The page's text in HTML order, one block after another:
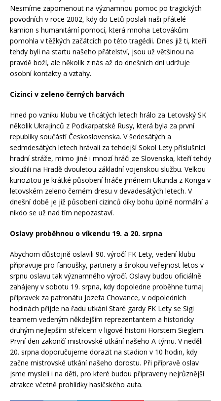
Nesmíme zapomenout na významnou pomoc po tragických
povodních v roce 2002, kdy do Letů poslali naši přátelé
kamion s humanitární pomocí, která mnoha Letovákům
pomohla v těžkých začátcích po této tragédii. Dnes již ti, kteří
tehdy byli na startu našeho přátelství, jsou už většinou na
pravdě boží, ale několik z nás až do dnešních dní udržuje
osobní kontakty a vztahy.
Cizinci v zeleno černých barvách
Hned po vzniku klubu ve třicátých letech hrálo za Letovský SK
několik Ukrajinců z Podkarpatské Rusy, která byla za první
republiky součástí Československa. V šedesátých a
sedmdesátých letech hrávali za tehdejší Sokol Lety příslušníci
hradní stráže, mimo jiné i mnozí hráči ze Slovenska, kteří tehdy
sloužili na Hradě dvouletou základní vojenskou službu. Velkou
kuriozitou je krátké působení hráče jménem Ukunda z Konga v
letovském zeleno černém dresu v devadesátých letech. V
dnešní době je již působení cizinců díky bohu úplně normální a
nikdo se už nad tím nepozastaví.
Oslavy proběhnou o víkendu 19. a 20. srpna
Abychom důstojně oslavili 90. výročí FK Lety, vedení klubu
připravuje pro fanoušky, partnery a širokou veřejnost letos v
srpnu oslavu tak významného výročí. Oslavy budou oficiálně
zahájeny v sobotu 19. srpna, kdy dopoledne proběhne turnaj
přípravek za patronátu Jozefa Chovance, v odpoledních
hodinách přijde na řadu utkání Staré gardy FK Lety se Sigi
teamem vedeným někdejším reprezentantem a historicky
druhým nejlepším střelcem v ligové historii Horstem Sieglem.
První den zakončí mistrovské utkání našeho A-týmu. V neděli
20. srpna doporučujeme dorazit na stadion v 10 hodin, kdy
začne mistrovské utkání našeho dorostu. Při přípravě oslav
jsme mysleli i na děti, pro které budou připraveny nejrůznější
atrakce včetně prohlídky hasičského auta.